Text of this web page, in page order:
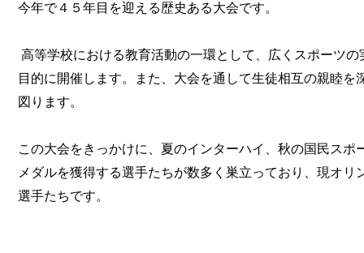
今年で４５年目を迎える歴史ある大会です。
高等学校における教育活動の一環として、広くスポーツ
目的に開催します。また、大会を通して生徒相互の親睦
図ります。
この大会をきっかけに、夏のインターハイ、秋の国民ス
メダルを獲得する選手たちが数多く巣立っており、現オ
選手たちです。